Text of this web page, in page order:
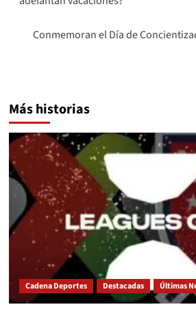
Conmemoran el Día de
Más historias
Cadena Deportes Destacadas Últimas